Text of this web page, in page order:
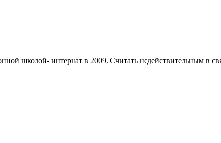
школой- интернат в 2009. Считать недействительным в